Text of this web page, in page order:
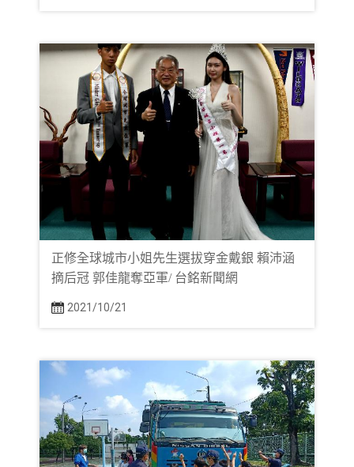
正修全球城市小姐先生選拔穿金戴銀 賴沛涵
摘后冠 郭佳龍奪亞軍/ 台銘新聞網
2021/10/21